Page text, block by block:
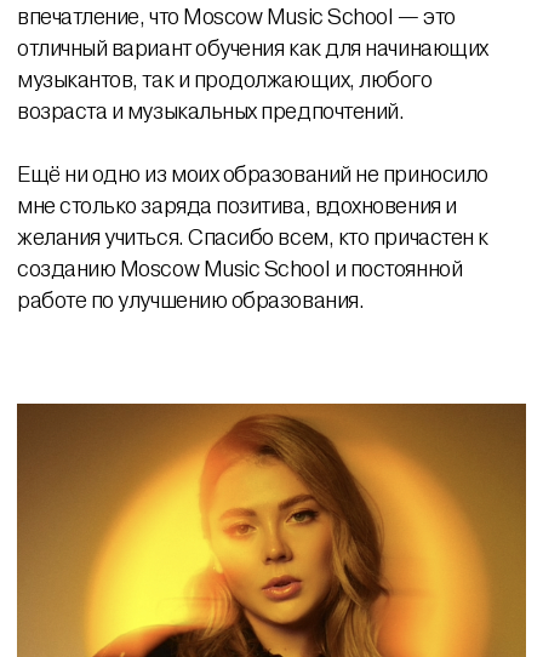
впечатление, что Moscow Music School — это
отличный вариант обучения как для начинающих
музыкантов, так и продолжающих, любого
возраста и музыкальных предпочтений.
Ещё ни одно из моих образований не приносило
мне столько заряда позитива, вдохновения и
желания учиться. Спасибо всем, кто причастен к
созданию Moscow Music School и постоянной
работе по улучшению образования.